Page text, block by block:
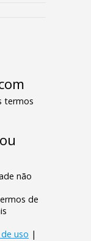
termos
não
de
uso |